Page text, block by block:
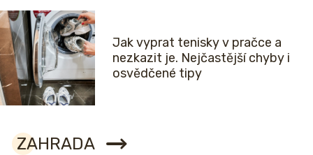
Jak vyprat tenisky v pračce a
nezkazit je. Nejčastější chyby i
osvědčené tipy
ZAHRADA